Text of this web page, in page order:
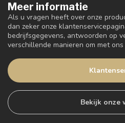
Meer informatie
Als u vragen heeft over onze
dan zeker onze
bedrijfsgegevens, antwoorden op
verschillende manieren om met
Bekijk onze